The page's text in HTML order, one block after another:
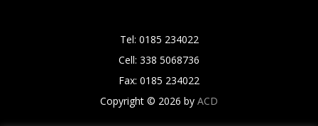
Tel: 0185 234022
Cell: 338 5068736
Fax: 0185 234022
Copyright © 2026 by ACD